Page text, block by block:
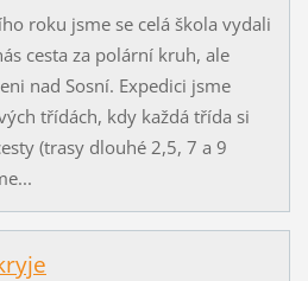
roku jsme se celá škola vydali
cesta za polární kruh, ale
nad Sosní. Expedici jsme
třídách, kdy každá třída si
(trasy dlouhé 2,5, 7 a 9